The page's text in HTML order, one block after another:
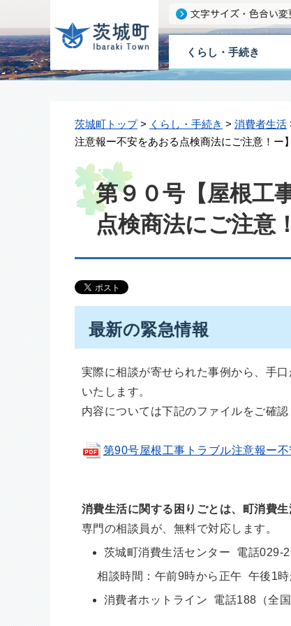
くらし・手続き
茨城町トップ> くらし・手続き > 消費者生活
注意報ー不安をあおる点検商法にご注意！ー】
第９０号【屋根工
点検商法にご注意
最新の緊急情報
実際に相談が寄せられた事例から、手
いたします。
内容については下記のファイルをご確認
第90号屋根工事トラブル注意報ー
消費生活に関する困りごとは、町消費生
専門の相談員が、無料で対応します。
茨城町消費生活センター 電話029-
相談時間：午前9時から正午 午後1時
消費者ホットライン 電話188（全国